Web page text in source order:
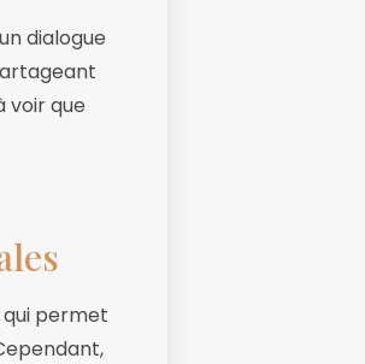
dialogue
voir que
permet